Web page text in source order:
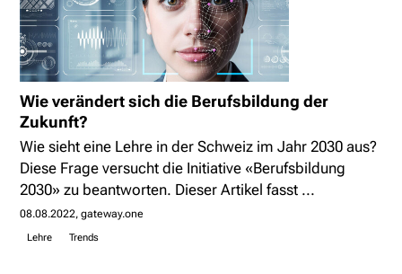
Wie verändert sich die Berufsbildung der
Zukunft?
Wie sieht eine Lehre in der Schweiz im Jahr 2030 aus?
Diese Frage versucht die Initiative «Berufsbildung
2030» zu beantworten. Dieser Artikel fasst ...
08.08.2022 gateway.one
Lehre Trends